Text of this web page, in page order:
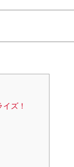
ズ！